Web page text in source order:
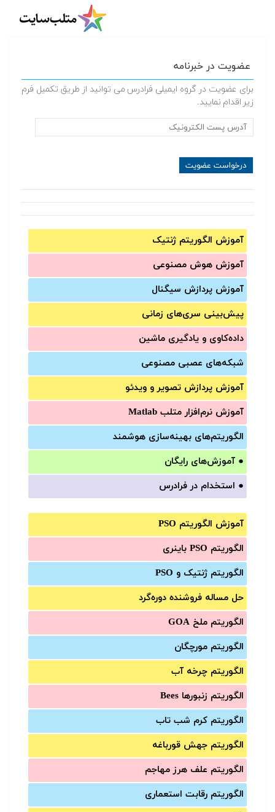
عضویت در خبرنامه
برای عضویت در گروه ایمیلی فرادرس می توانید از طریق تکمیل فرم
زیر اقدام نمایید.
آموزش الگوریتم ژنتیک
آموزش‌ هوش مصنوعی
آموزش‌ پردازش سیگنال
پیش‌‌بینی سری‌‌های زمانی
داده‌کاوی و یادگیری ماشین
شبکه‌های عصبی مصنوعی
آموزش‌ پردازش تصویر و ویدئو
آموزش‌ نرم‌افزار متلب Matlab
الگوریتم‌های بهینه‌سازی هوشمند
● آموزش‌های رایگان
● استخدام در فرادرس
آموزش الگوریتم PSO
الگوریتم PSO باینری
الگوریتم ژنتیک و PSO
حل مساله فروشنده دوره‌گرد
الگوریتم ملخ GOA
الگوریتم مورچگان
الگوریتم چرخه آب
الگوریتم زنبورها Bees
الگوریتم کرم شب تاب
الگوریتم جهش قورباغه
الگوریتم علف هرز مهاجم
الگوریتم رقابت استعماری